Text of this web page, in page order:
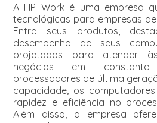
A HP Work é uma empresa
tecnológicas para empresas
Entre seus produtos,
desempenho de seus
projetados para atender
negócios em
processadores de última
capacidade, os
rapidez e eficiência no
Além disso, a empresa